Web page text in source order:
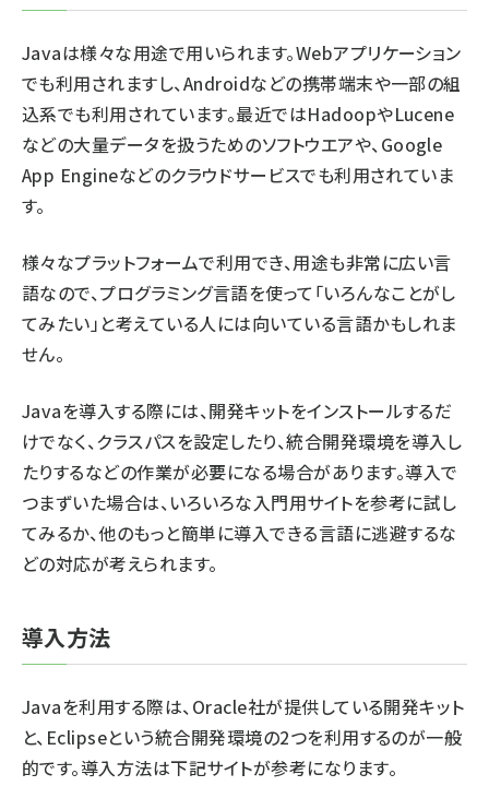
Javaは様々な用途で用いられます。Webアプリケーション
でも利用されますし、Androidなどの携帯端末や一部の組
込系でも利用されています。最近ではHadoopやLucene
などの大量データを扱うためのソフトウエアや、Google
App Engineなどのクラウドサービスでも利用されていま
す。
様々なプラットフォームで利用でき、用途も非常に広い言
語なので、プログラミング言語を使って「いろんなことがし
てみたい」と考えている人には向いている言語かもしれま
せん。
Javaを導入する際には、開発キットをインストールするだ
けでなく、クラスパスを設定したり、統合開発環境を導入し
たりするなどの作業が必要になる場合があります。導入で
つまずいた場合は、いろいろな入門用サイトを参考に試し
てみるか、他のもっと簡単に導入できる言語に逃避するな
どの対応が考えられます。
導入方法
Javaを利用する際は、Oracle社が提供している開発キット
と、Eclipseという統合開発環境の2つを利用するのが一般
的です。導入方法は下記サイトが参考になります。